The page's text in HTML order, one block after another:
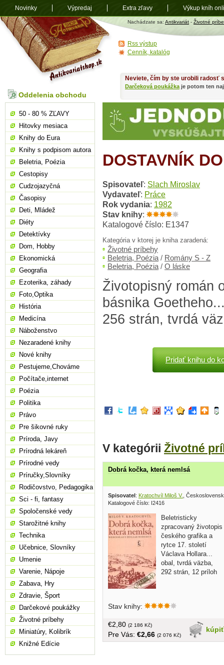
Antikvariát
shop.sk
Nachádzate sa: Antikvariát - Životné
DOSTAVNÍK
Spisovateľ: Slach Miroslav
Vydavateľ: Práce
Rok vydania: 1982
Stav knihy:
Katalogové číslo: E1347
Kategória v ktorej je kniha zaradená:
Životné príbehy
Beletria, Poézia / Romány S - Z
Beletria, Poézia / O láske
Životopisný román
básnika
256 strán, tvrdá
Pridať knihu do
V kategórii Životné
Dobrá kočka, která nemlsá
Spisovatel: Kratochvíl Miloš V. ,
Katalogové číslo: I2416
Beletristicky
zpracovaný životopis
českého grafika a
rytce 17. století
Václava Hollara...
obal, tvrdá väzba,
292 strán, 12 príloh
Stav knihy:
kúpiť
€2,80 (2 186 Kč)
Pre Vás: €2,66 (2 076 Kč)
Neviete, čím by ste urobili radosť
Darčeková poukážka je potom ten
Oddelenia obchodu
50 - 80 % ZĽAVY
Hitovky mesiaca
Knihy do Eura
Knihy s podpisom autora
Beletria, Poézia
Cestopisy
Cudzojazyčná
Časopisy
Deti, Mládež
Diéty
Detektívky
Dom, Hobby
Ekonomická
Geografia
Ezoterika, záhady
Foto,Optika
História
Medicína
Náboženstvo
Nezaradené knihy
Nové knihy
Pestujeme,Chováme
Počítače,internet
Poézia
Politika
Právo
Pre šikovné ruky
Príroda, Javy
Prírodná lekáreň
Prírodné vedy
Príručky,Slovníky
Rodičovstvo, Pedagogika
Sci - fi, fantasy
Spoločenské vedy
Starožitné knihy
Technika
Učebnice, Slovníky
Umenie
Varenie, Nápoje
Zabava, Hry
Zdravie, Šport
Darčekové poukážky
Životné príbehy
Miniatúry, Kolibrík
Knižné Edície
Rss výstup
Cenník, katalóg
Novinky Výpredaj Extra zľavy Výkup kníh